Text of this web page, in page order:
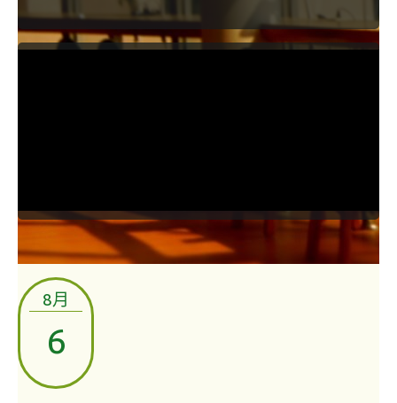
活動報名
網路資訊安全
無線WiFi位置圖
校園郵件信箱
校園軟體
8月
6